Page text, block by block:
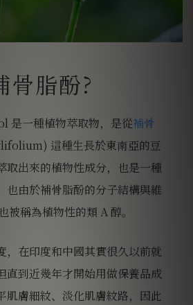
骨脂酚?
是一種植物萃取物，是從補骨
這種生長於東南亞的豆
取出來的植物性成分，也是一種
也由於補骨脂酚的分子結構與維
被稱為植物性的類 A 醇。
，在印度和中國其實很久以前就
直到近幾年才開始用做保養品成
肌膚細紋、淡化肌膚紋路，因此